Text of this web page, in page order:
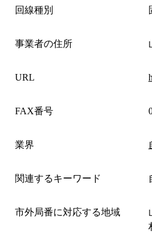
回線種別
事業者の住所
URL
FAX番号
業界
関連するキーワード
市外局番に対応する地域